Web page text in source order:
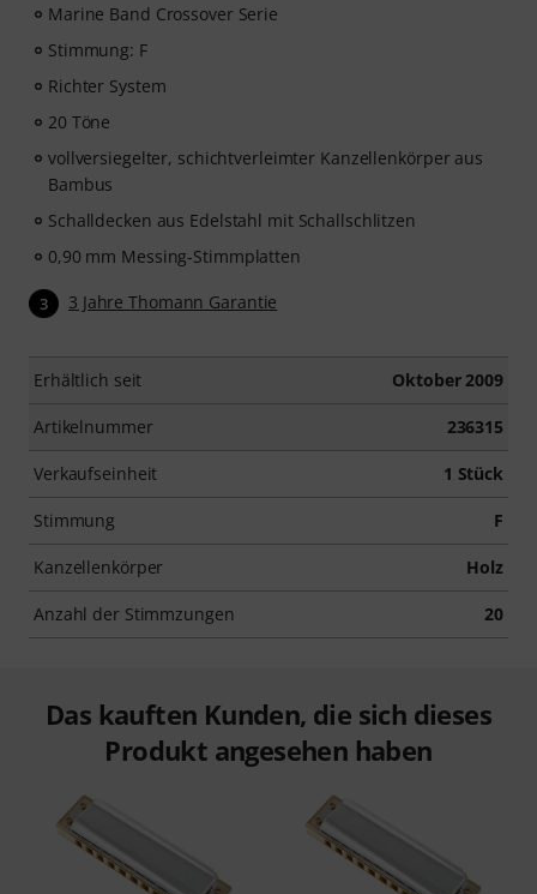
Marine Band Crossover Serie
Stimmung: F
Richter System
20 Töne
vollversiegelter, schichtverleimter Kanzellenkörper aus
Bambus
Schalldecken aus Edelstahl mit Schallschlitzen
0,90 mm Messing-Stimmplatten
3 3 Jahre Thomann Garantie
Erhältlich seit Oktober 2009
Artikelnummer 236315
Verkaufseinheit 1 Stück
Stimmung F
Kanzellenkörper Holz
Anzahl der Stimmzungen 20
Das kauften Kunden, die sich dieses
Produkt angesehen haben